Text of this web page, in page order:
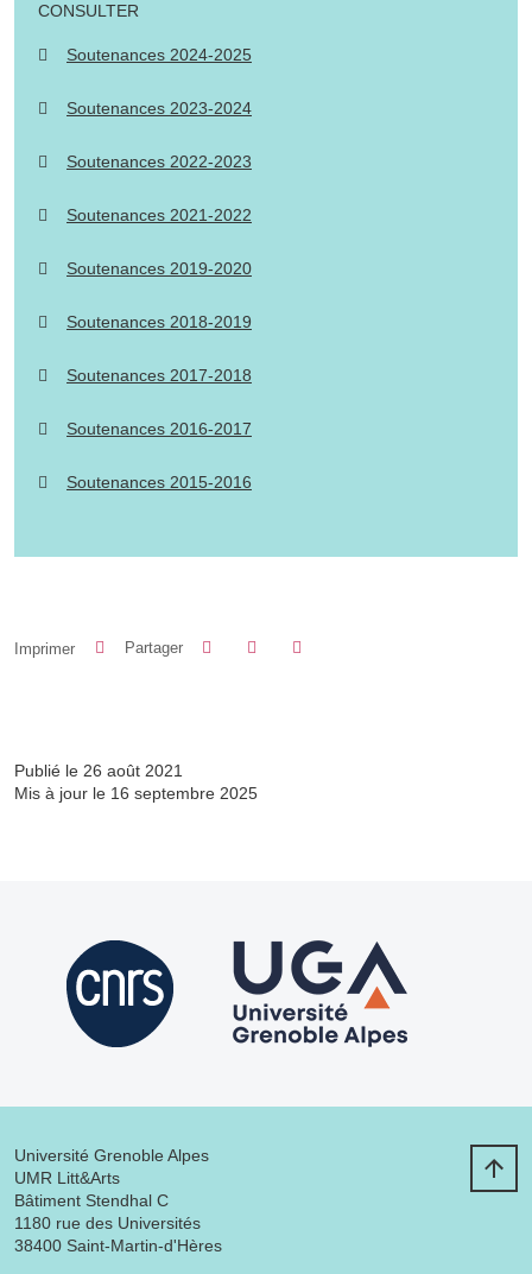
CONSULTER
Soutenances 2024-2025
Soutenances 2023-2024
Soutenances 2022-2023
Soutenances 2021-2022
Soutenances 2019-2020
Soutenances 2018-2019
Soutenances 2017-2018
Soutenances 2016-2017
Soutenances 2015-2016
Imprimer Partager Partager sur Facebook
Partager sur LinkedIn
Publié le 26 août 2021
Mis à jour le 16 septembre 2025
Université Grenoble Alpes
UMR Litt&Arts
Bâtiment Stendhal C
1180 rue des Universités
38400 Saint-Martin-d'Hères